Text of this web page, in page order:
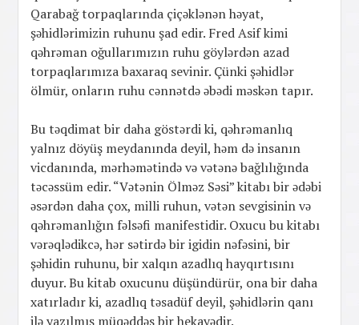
Qarabağ torpaqlarında çiçəklənən həyat,
şəhidlərimizin ruhunu şad edir. Fred Asif kimi
qəhrəman oğullarımızın ruhu göylərdən azad
torpaqlarımıza baxaraq sevinir. Çünki şəhidlər
ölmür, onların ruhu cənnətdə əbədi məskən tapır.
Bu təqdimat bir daha göstərdi ki, qəhrəmanlıq
yalnız döyüş meydanında deyil, həm də insanın
vicdanında, mərhəmətində və vətənə bağlılığında
təcəssüm edir. “Vətənin Ölməz Səsi” kitabı bir ədəbi
əsərdən daha çox, milli ruhun, vətən sevgisinin və
qəhrəmanlığın fəlsəfi manifestidir. Oxucu bu kitabı
vərəqlədikcə, hər sətirdə bir igidin nəfəsini, bir
şəhidin ruhunu, bir xalqın azadlıq hayqırtısını
duyur. Bu kitab oxucunu düşündürür, ona bir daha
xatırladır ki, azadlıq təsadüf deyil, şəhidlərin qanı
ilə yazılmış müqəddəs bir hekayədir.